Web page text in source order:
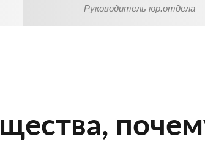
Руководитель юр.отдела